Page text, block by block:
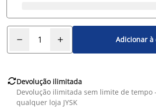
Adicionar à
Devolução ilimitada
Devolução ilimitada sem limite de tempo
qualquer loja JYSK